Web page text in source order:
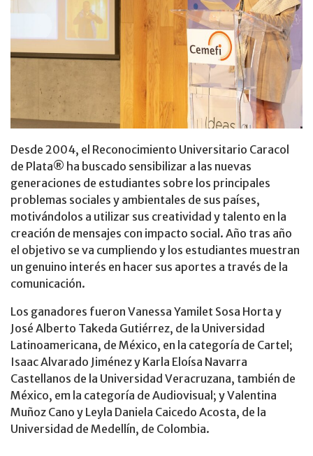
Desde 2004, el Reconocimiento Universitario Caracol
de Plata® ha buscado sensibilizar a las nuevas
generaciones de estudiantes sobre los principales
problemas sociales y ambientales de sus países,
motivándolos a utilizar sus creatividad y talento en la
creación de mensajes con impacto social. Año tras año
el objetivo se va cumpliendo y los estudiantes muestran
un genuino interés en hacer sus aportes a través de la
comunicación.
Los ganadores fueron Vanessa Yamilet Sosa Horta y
José Alberto Takeda Gutiérrez, de la Universidad
Latinoamericana, de México, en la categoría de Cartel;
Isaac Alvarado Jiménez y Karla Eloísa Navarra
Castellanos de la Universidad Veracruzana, también de
México, em la categoría de Audiovisual; y Valentina
Muñoz Cano y Leyla Daniela Caicedo Acosta, de la
Universidad de Medellín, de Colombia.